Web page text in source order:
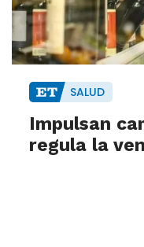
SALUD
Impulsan
regula la